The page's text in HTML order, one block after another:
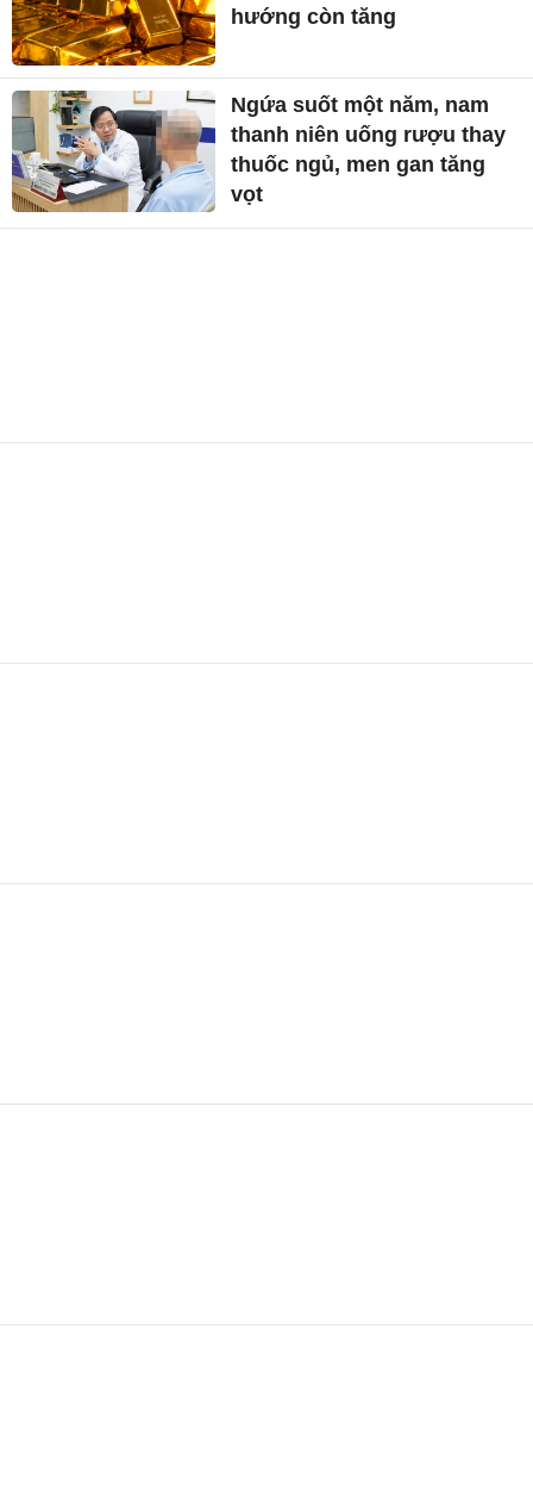
hướng còn tăng
Ngứa suốt một năm, nam
thanh niên uống rượu thay
thuốc ngủ, men gan tăng
vọt